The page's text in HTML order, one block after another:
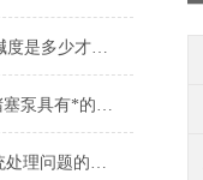
日常化妆品PH值酸碱度是多少才能放心使用一览表
川源CHD干井式不堵塞泵具有*的自清洁能力
pH酸碱度仪测量系统处理问题的常用方案方法